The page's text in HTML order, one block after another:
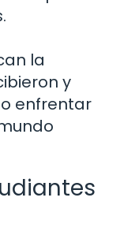
la
y
enfrentar